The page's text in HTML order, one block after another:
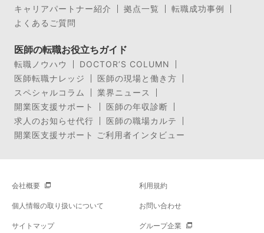
キャリアパートナー紹介
拠点一覧
転職成功事例
よくあるご質問
医師の転職お役立ちガイド
転職ノウハウ
DOCTOR’S COLUMN
医師転職ナレッジ
医師の現場と働き方
スペシャルコラム
業界ニュース
開業医支援サポート
医師の年収診断
求人のお知らせ代行
医師の職場カルテ
開業医支援サポート ご利用者インタビュー
会社概要 利用規約
個人情報の取り扱いについて お問い合わせ
サイトマップ グループ企業